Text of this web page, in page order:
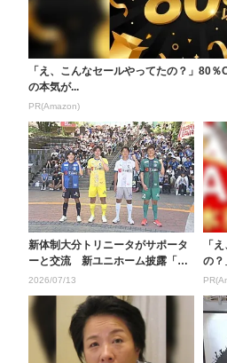
「え、こんなセールやってたの？」80
の本気が...
PR(Amazon)
新体制大分トリニータがサポータ
ーと交流 新ユニホーム披露「上
は見すぎずに一歩一歩...
2026/07/13
「
の？